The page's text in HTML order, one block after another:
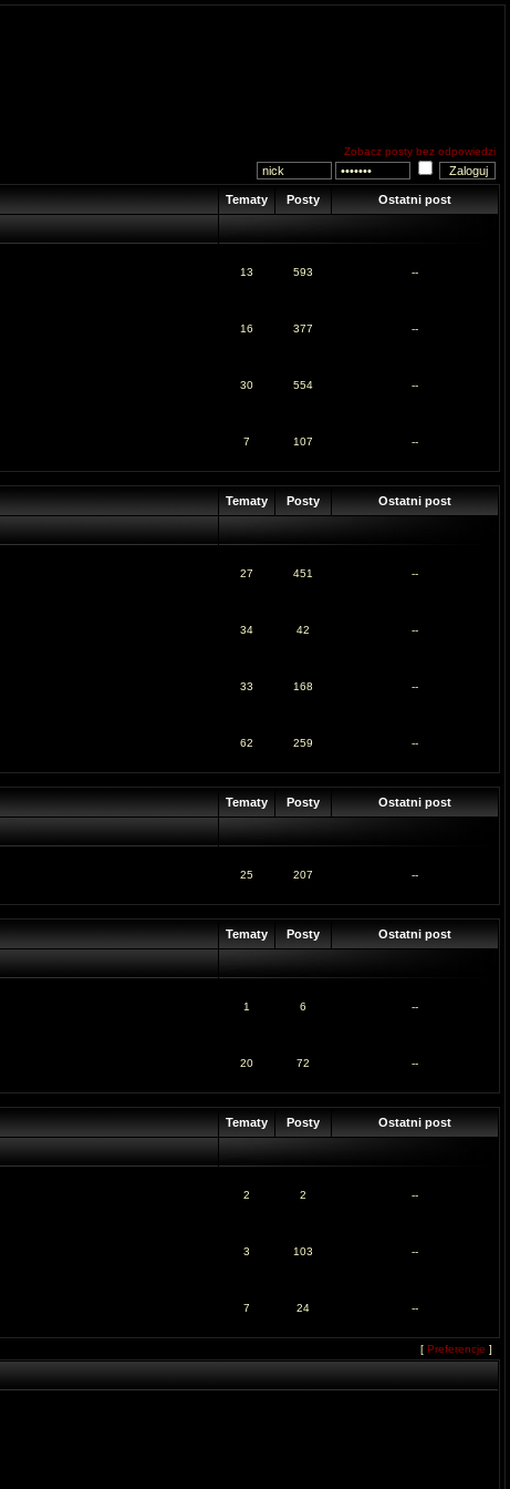
Zobacz posty bez odpowiedzi
Tematy Posty Ostatni post
13 593 --
16 377 --
30 554 --
7 107 --
Tematy Posty Ostatni post
27 451 --
34 42 --
33 168 --
62 259 --
Tematy Posty Ostatni post
25 207 --
Tematy Posty Ostatni post
1 6 --
20 72 --
Tematy Posty Ostatni post
2 2 --
3 103 --
7 24 --
[ Preferencje ]